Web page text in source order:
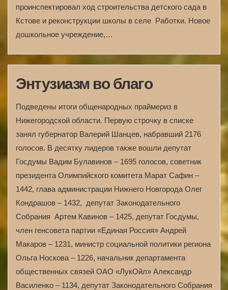
проинспектировал ход строительства детского сада в
Кстове и реконструкции школы в селе Работки. Новое
дошкольное учреждение,…
Энтузиазм во благо
Подведены итоги общенародных праймериз в
Нижегородской области. Первую строчку в списке
занял губернатор Валерий Шанцев, набравший 2176
голосов. В десятку лидеров также вошли депутат
Госдумы Вадим Булавинов – 1695 голосов, советник
президента Олимпийского комитета Марат Сафин –
1442, глава администрации Нижнего Новгорода Олег
Кондрашов – 1432, депутат Законодательного
Собрания Артем Кавинов – 1425, депутат Госдумы,
член генсовета партии «Единая Россия» Андрей
Макаров – 1231, министр социальной политики региона
Ольга Носкова – 1226, начальник департамента
общественных связей ОАО «ЛукОйл» Александр
Василенко – 1134, депутат Законодательного Собрания